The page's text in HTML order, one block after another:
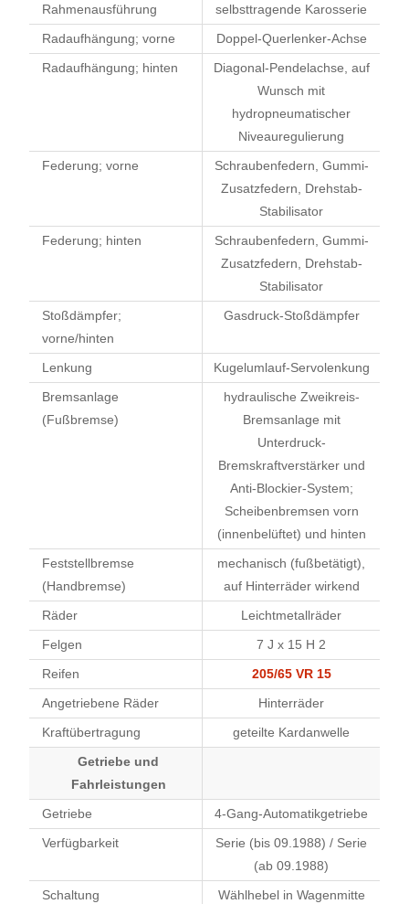
Rahmenausführung
selbsttragende Karosserie
Radaufhängung; vorne
Doppel-Querlenker-Achse
Radaufhängung; hinten
Diagonal-Pendelachse, auf
Wunsch mit
hydropneumatischer
Niveauregulierung
Federung; vorne
Schraubenfedern, Gummi-
Zusatzfedern, Drehstab-
Stabilisator
Federung; hinten
Schraubenfedern, Gummi-
Zusatzfedern, Drehstab-
Stabilisator
Stoßdämpfer;
vorne/hinten
Gasdruck-Stoßdämpfer
Lenkung
Kugelumlauf-Servolenkung
Bremsanlage
(Fußbremse)
hydraulische Zweikreis-
Bremsanlage mit
Unterdruck-
Bremskraftverstärker und
Anti-Blockier-System;
Scheibenbremsen vorn
(innenbelüftet) und hinten
Feststellbremse
(Handbremse)
mechanisch (fußbetätigt),
auf Hinterräder wirkend
Räder
Leichtmetallräder
Felgen
7 J x 15 H 2
Reifen
205/65 VR 15
Angetriebene Räder
Hinterräder
Kraftübertragung
geteilte Kardanwelle
Getriebe und
Fahrleistungen
Getriebe
4-Gang-Automatikgetriebe
Verfügbarkeit
Serie (bis 09.1988) / Serie
(ab 09.1988)
Schaltung
Wählhebel in Wagenmitte